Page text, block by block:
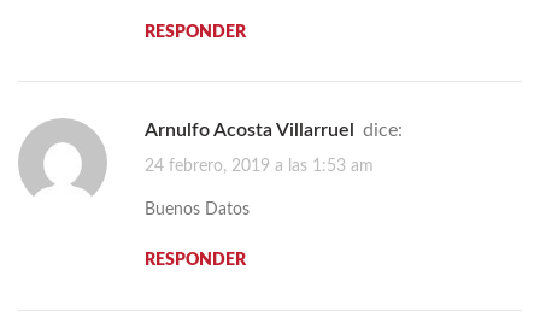
RESPONDER
Arnulfo Acosta Villarruel dice:
24 febrero, 2019 a las 1:53 am
Buenos Datos
RESPONDER